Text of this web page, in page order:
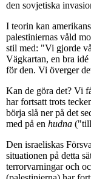
den sovjetiska
I teorin kan
palestiniernas våld
stil med: "Vi gjorde
Vägkartan, en bra
för den. Vi överger
Kan de göra det? Vi
har fortsatt trots
börja slå ner på det
med på en hudna
Den israeliskas
situationen på detta
terrorvarningar och